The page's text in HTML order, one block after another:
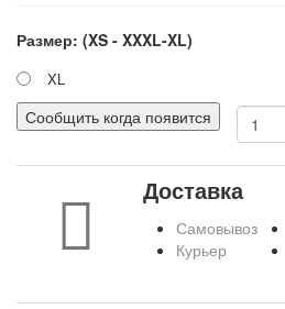
Размер: (XS - XXXL-XL)
XL
Сообщить когда появится
Доставка
Самовывоз
Курьер